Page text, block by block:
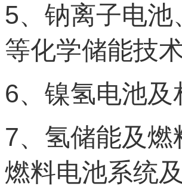
5、钠离子电
等化学储能技
6、镍氢电池
7、氢储能及
燃料电池系统